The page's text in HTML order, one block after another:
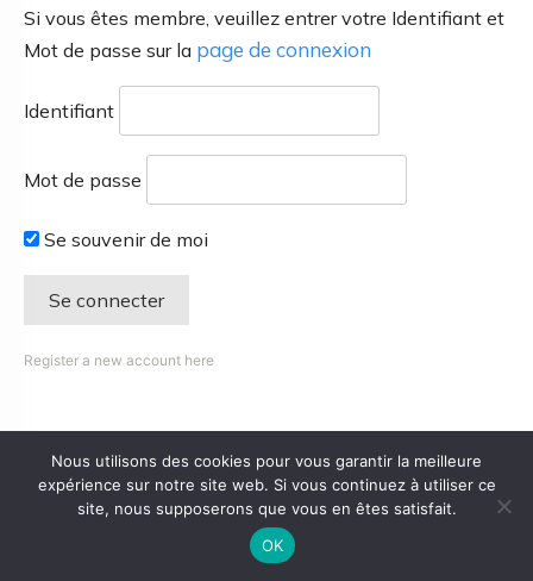
Si vous êtes membre, veuillez entrer votre Identifiant et
Mot de passe sur la page de connexion
Identifiant
Mot de passe
Se souvenir de moi
Register a new account here
Nous utilisons des cookies pour vous garantir la meilleure
expérience sur notre site web. Si vous continuez à utiliser ce
site, nous supposerons que vous en êtes satisfait.
OK